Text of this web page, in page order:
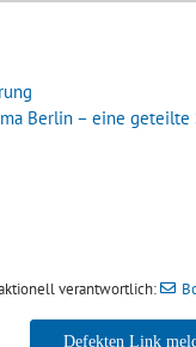
Berlin – eine geteilte
verantwortlich: